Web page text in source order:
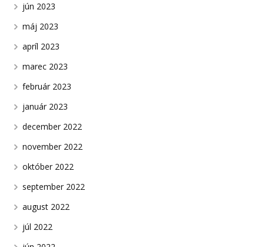
jún 2023
máj 2023
apríl 2023
marec 2023
február 2023
január 2023
december 2022
november 2022
október 2022
september 2022
august 2022
júl 2022